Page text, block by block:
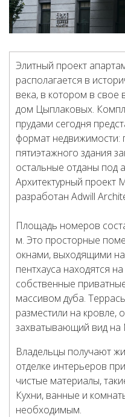
Элитный проект
располагается в
века, в котором в свое
дом Цыплаковых.
прудами сегодня
формат недвижимости:
пятиэтажного здания
остальные отданы под
Архитектурный проект
разработан Adwill
Площадь номеров
м. Это просторные
окнами, выходящими
пентхауса находятся
собственные
массивом дуба.
разместили на кровле,
захватывающий вид на
Владельцы получают
отделке интерьеров
чистые материалы,
Кухни, ванные и
необходимым.